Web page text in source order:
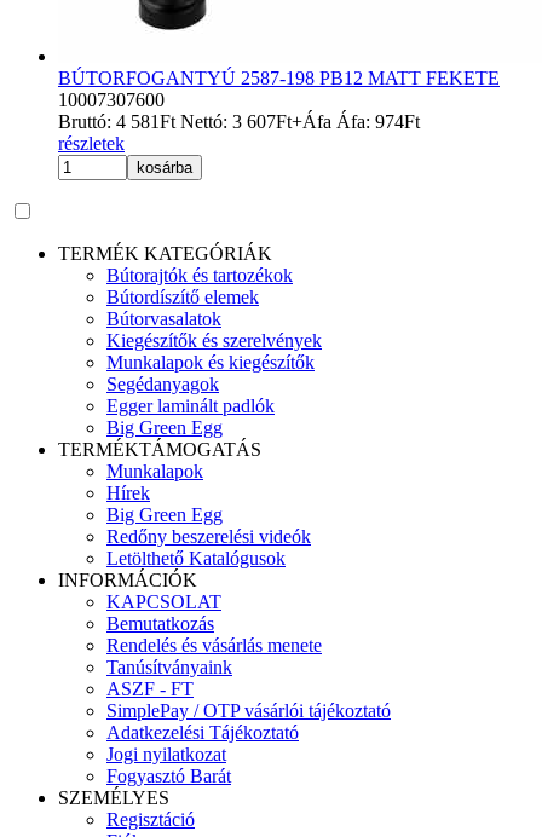
BÚTORFOGANTYÚ 2587-198 PB12 MATT FEKETE
10007307600
Bruttó: 4 581Ft Nettó: 3 607Ft+Áfa Áfa: 974Ft
részletek
kosárba
TERMÉK KATEGÓRIÁK
Bútorajtók és tartozékok
Bútordíszítő elemek
Bútorvasalatok
Kiegészítők és szerelvények
Munkalapok és kiegészítők
Segédanyagok
Egger laminált padlók
Big Green Egg
TERMÉKTÁMOGATÁS
Munkalapok
Hírek
Big Green Egg
Redőny beszerelési videók
Letölthető Katalógusok
INFORMÁCIÓK
KAPCSOLAT
Bemutatkozás
Rendelés és vásárlás menete
Tanúsítványaink
ASZF - FT
SimplePay / OTP vásárlói tájékoztató
Adatkezelési Tájékoztató
Jogi nyilatkozat
Fogyasztó Barát
SZEMÉLYES
Regisztáció